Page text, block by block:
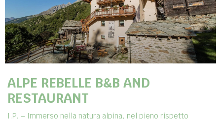
ALPE REBELLE B&B AND
RESTAURANT
I.P. – Immerso nella natura alpina, nel pieno rispetto